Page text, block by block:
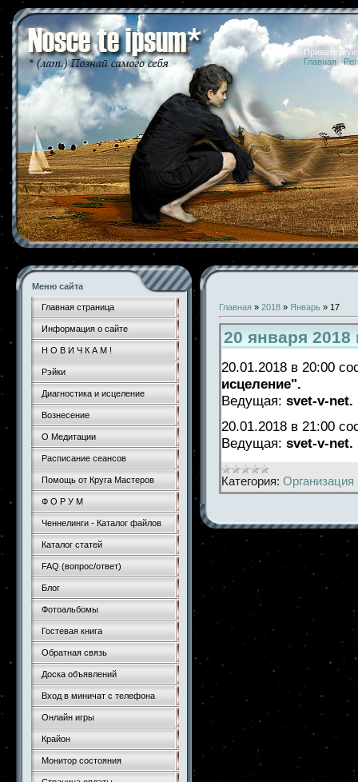
07.08.2026
Главная |
Меню сайта
Главная страница
Информация о сайте
Н О В И Ч К А М !
Рэйки
Диагностика и исцеление
Вознесение
О Медитации
Расписание сеансов
Помощь от Круга Мастеров
Ф О Р У М
Ченнелинги - Каталог файлов
Каталог статей
FAQ (вопрос/ответ)
Блог
Фотоальбомы
Гостевая книга
Обратная связь
Доска объявлений
Вход в миничат с телефона
Онлайн игры
Крайон
Монитор состояния
Главная » 2018 » Январь » 17
20 января 2018
20.01.2018 в 20:00
исцеление".
Ведущая: svet-v-net.
20.01.2018 в 21:00
Ведущая: svet-v-net.
Категория: